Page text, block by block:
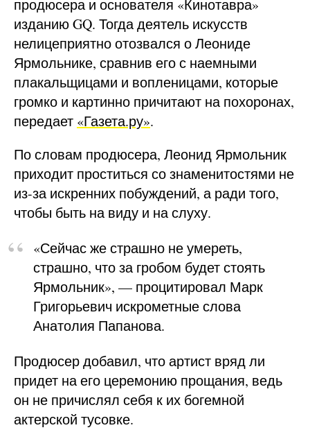
продюсера и основателя «Кинотавра»
изданию GQ. Тогда деятель искусств
нелицеприятно отозвался о Леониде
Ярмольнике, сравнив его с наемными
плакальщицами и вопленицами, которые
громко и картинно причитают на похоронах,
передает «Газета.ру».
По словам продюсера, Леонид Ярмольник
приходит проститься со знаменитостями не
из-за искренних побуждений, а ради того,
чтобы быть на виду и на слуху.
«Сейчас же страшно не умереть,
страшно, что за гробом будет стоять
Ярмольник», — процитировал Марк
Григорьевич искрометные слова
Анатолия Папанова.
Продюсер добавил, что артист вряд ли
придет на его церемонию прощания, ведь
он не причислял себя к их богемной
актерской тусовке.